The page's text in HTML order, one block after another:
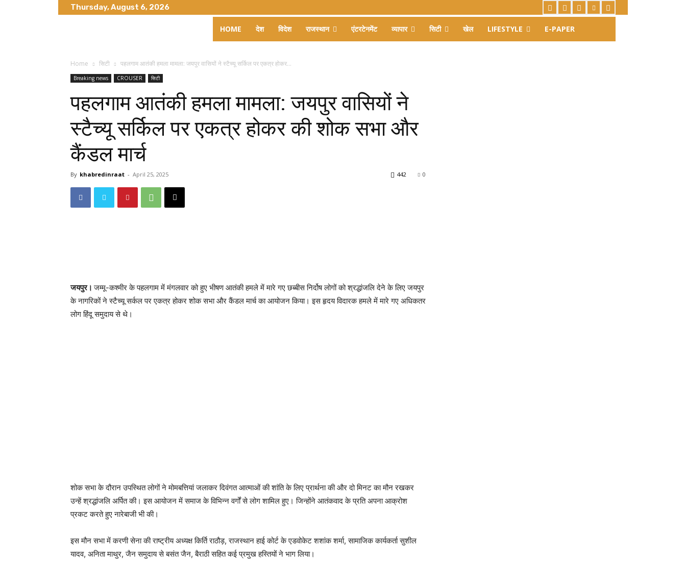
Thursday, August 6, 2026
HOME देश विदेश राजस्थान एंटरटेनमेंट व्यापार सिटी खेल LIFESTYLE E-PAPER
Home सिटी पहलगाम आतंकी हमला मामला: जयपुर वासियों ने स्टैच्यू सर्किल पर एकत्र होकर...
Breaking news CROUSER सिटी
पहलगाम आतंकी हमला मामला: जयपुर वासियों ने
स्टैच्यू सर्किल पर एकत्र होकर की शोक सभा और
कैंडल मार्च
By khabredinraat - April 25, 2025 0
442
जयपुर।जम्मू-कश्मीर के पहलगाम में मंगलवार को हुए भीषण आतंकी हमले में मारे गए छब्बीस निर्दोष लोगों को श्रद्धांजलि देने के लिए जयपुर
के नागरिकों ने स्टैच्यू सर्कल पर एकत्र होकर शोक सभा और कैंडल मार्च का आयोजन किया। इस हृदय विदारक हमले में मारे गए अधिकतर
लोग हिंदू समुदाय से थे।
शोक सभा के दौरान उपस्थित लोगों ने मोमबत्तियां जलाकर दिवंगत आत्माओं की शांति के लिए प्रार्थना की और दो मिनट का मौन रखकर
उन्हें श्रद्धांजलि अर्पित की। इस आयोजन में समाज के विभिन्न वर्गों से लोग शामिल हुए। जिन्होंने आतंकवाद के प्रति अपना आक्रोश
प्रकट करते हुए नारेबाजी भी की।
इस मौन सभा में करणी सेना की राष्ट्रीय अध्यक्ष किर्ति राठौड़, राजस्थान हाई कोर्ट के एडवोकेट शशांक शर्मा, सामाजिक कार्यकर्ता सुशील
यादव, अनिता माथुर, जैन समुदाय से बसंत जैन, बैराठी सहित कई प्रमुख हस्तियों ने भाग लिया।